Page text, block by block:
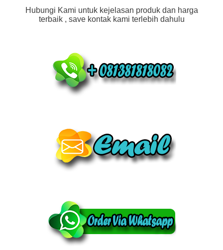
Hubungi Kami untuk kejelasan produk dan harga
terbaik , save kontak kami terlebih dahulu